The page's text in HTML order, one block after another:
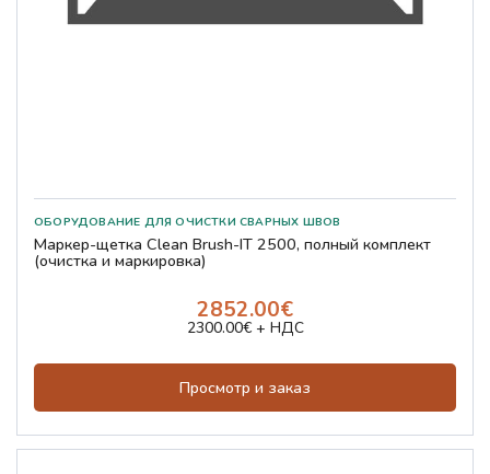
Маркер-щетка Clean Brush-IT 2500, полный комплект
(очистка и маркировка)
2852.00€
2300.00€ + НДС
Просмотр и заказ